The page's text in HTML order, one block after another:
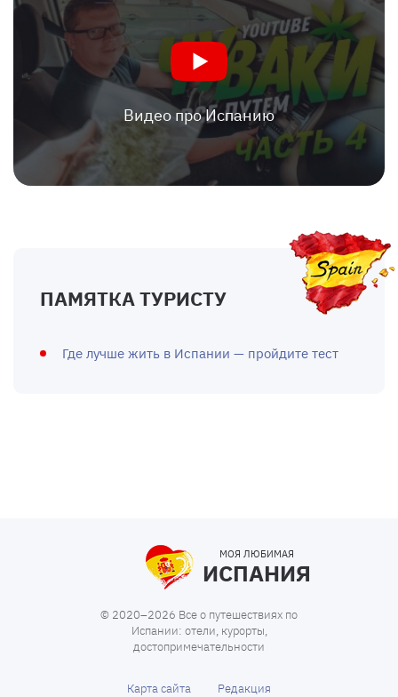
Видео про Испанию
ПАМЯТКА ТУРИСТУ
Где лучше жить в Испании — пройдите тест
МОЯ ЛЮБИМАЯ
ИСПАНИЯ
© 2020–2026 Все о путешествиях по
Испании: отели, курорты,
достопримечательности
Карта сайта Редакция